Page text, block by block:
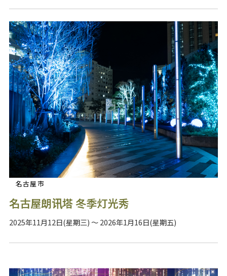
名古屋市
名古屋朗讯塔 冬季灯光秀
2025年11月12日(星期三) ～ 2026年1月16日(星期五)